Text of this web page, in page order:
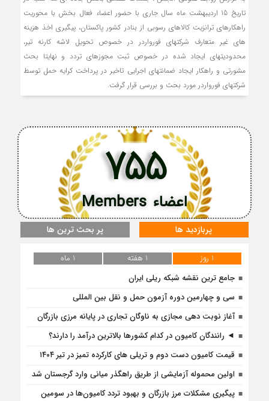
تاریخ 15 اردیبهشت ماه سال جاری با حضور اعضاء فعال بخش با محوریت
راهکارهای ترانزیت کالاهای رسوبی از بنادر کشور پاکستان، پیگیری اخذ هزینه
های غیر متعارف شرکتهای فورواردر در خصوص تحویل لاشه کارنه تیر،
محدودیتهای ایجاد شده در خصوص ثبت مجوزهای تردد و نهایتا بحث
مشورتی و راهکار ایجاد ضمانتهای اجرایی تاخیر در پرداخت کرایه حمل توسط
شرکتهای فورواردر مورد بحث و بررسی قرار گرفت.
اعضاء Members
755
پربازدید ها پر بحث ترین ها
1 روز 1 هفته
1 ماه
جامع ترین نقشه شبکه ریلی ایران
سی و چهارمین دوره آزمون حمل و نقل بین المللی
آغاز نوبت دهی مجازی به ناوگان تجاری در پایانه مرزی بازرگان
◄ رانندگان کامیون در کدام کشورها بالاترین درآمد را دارند؟
قیمت کامیون دست دوم و تریلی‌ های کارکرده تمیز در تیر ۱۴۰۴
اولین محموله آزمایشی از طریق راهگذر میانی وارد گرجستان شد
پیگیری مشکلات مرز بازرگان و بهبود تردد کامیون‌ها در سومین